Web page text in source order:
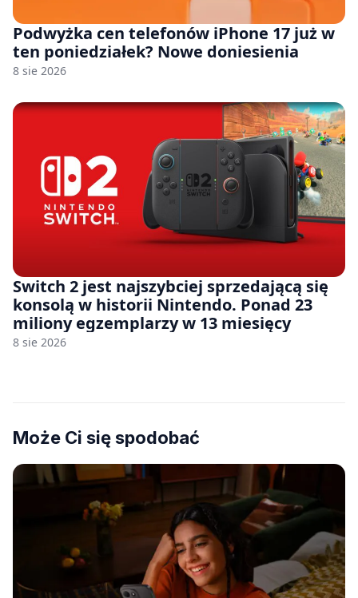
Podwyżka cen telefonów iPhone 17 już w
ten poniedziałek? Nowe doniesienia
8 sie 2026
Switch 2 jest najszybciej sprzedającą się
konsolą w historii Nintendo. Ponad 23
miliony egzemplarzy w 13 miesięcy
8 sie 2026
Może Ci się spodobać